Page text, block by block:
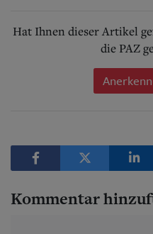
Hat Ihnen dieser Artikel
die PAZ
Kommentar